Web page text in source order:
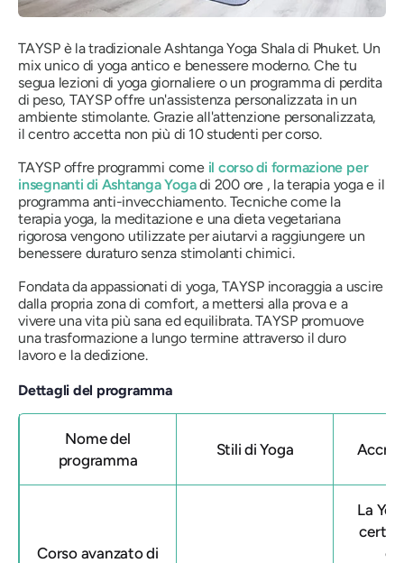
TAYSP è la tradizionale Ashtanga Yoga Shala di Phuket. Un
mix unico di yoga antico e benessere moderno. Che tu
segua lezioni di yoga giornaliere o un programma di perdita
di peso, TAYSP offre un'assistenza personalizzata in un
ambiente stimolante. Grazie all'attenzione personalizzata,
il centro accetta non più di 10 studenti per corso.
TAYSP offre programmi come il corso di formazione per
insegnanti di Ashtanga Yogadi 200 ore , la terapia yoga e il
programma anti-invecchiamento. Tecniche come la
terapia yoga, la meditazione e una dieta vegetariana
rigorosa vengono utilizzate per aiutarvi a raggiungere un
benessere duraturo senza stimolanti chimici.
Fondata da appassionati di yoga, TAYSP incoraggia a uscire
dalla propria zona di comfort, a mettersi alla prova e a
vivere una vita più sana ed equilibrata. TAYSP promuove
una trasformazione a lungo termine attraverso il duro
lavoro e la dedizione.
Dettagli del programma
Nome del
programma
Stili di Yoga
Corso avanzato di
La